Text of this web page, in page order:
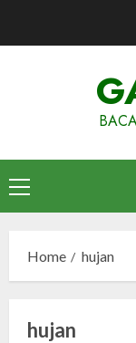
Primary
Menu
Home hujan
hujan